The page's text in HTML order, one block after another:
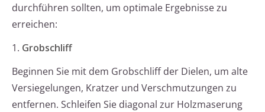
durchführen sollten, um optimale Ergebnisse zu
erreichen:
1. Grobschliff
Beginnen Sie mit dem Grobschliff der Dielen, um alte
Versiegelungen, Kratzer und Verschmutzungen zu
entfernen. Schleifen Sie diagonal zur Holzmaserung